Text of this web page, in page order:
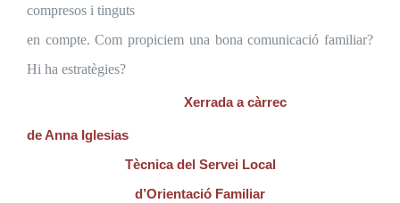
compresos i tinguts
en compte. Com propiciem una bona comunicació familiar?
Hi ha estratègies?
Xerrada a càrrec
de Anna Iglesias
Tècnica del Servei Local
d’Orientació Familiar